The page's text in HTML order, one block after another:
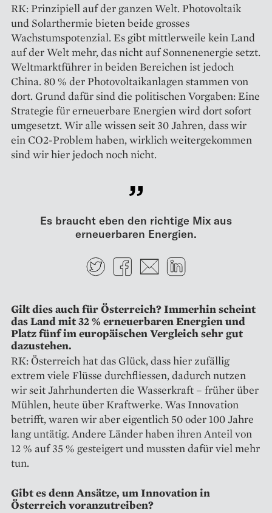
RK: Prinzipiell auf der ganzen Welt. Photovoltaik
und Solarthermie bieten beide grosses
Wachstumspotenzial. Es gibt mittlerweile kein Land
auf der Welt mehr, das nicht auf Sonnen­energie setzt.
Weltmarktführer in beiden Bereichen ist jedoch
China. 80 % der Photovoltaikanlagen stammen von
dort. Grund dafür sind die politischen Vorgaben: Eine
Strategie für erneuerbare Energien wird dort sofort
umgesetzt. Wir alle wissen seit 30 Jahren, dass wir
ein CO2-Problem haben, wirklich weitergekommen
sind wir hier jedoch noch nicht.
Es braucht eben den richtige Mix aus
erneuerbaren Energien.
TwitterFacebook
E-mail
Gilt dies auch für Österreich? ­Immerhin scheint
das Land mit 32 % erneuerbaren Energien und
Platz fünf im europäischen Vergleich sehr gut
dazustehen.
RK: Österreich hat das Glück, dass hier zufällig
extrem viele Flüsse durchfliessen, dadurch nutzen
wir seit Jahrhunderten die Wasserkraft – früher über
Mühlen, heute über Kraftwerke. Was Innovation
betrifft, waren wir aber eigentlich 50 oder 100 Jahre
lang untätig. Andere Länder haben ihren Anteil von
12 % auf 35 % gesteigert und mussten dafür viel mehr
tun.
Gibt es denn Ansätze, um Innovation in
Österreich voranzutreiben?